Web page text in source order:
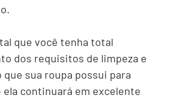
que você tenha total
dos requisitos de limpeza e
que sua roupa possui para
continuará em excelente